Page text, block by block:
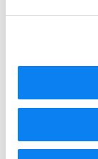
Lieky nikdy
napríklad na
a suché
Okrem
zvýšená
v kúpeľni